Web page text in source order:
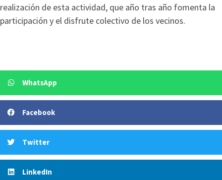
realización de esta actividad, que año tras año fomenta la
participación y el disfrute colectivo de los vecinos.
WhatsApp
Facebook
Twitter
LinkedIn